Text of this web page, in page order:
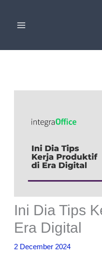
Ini Dia Tips
Era Digital
2 December 2024